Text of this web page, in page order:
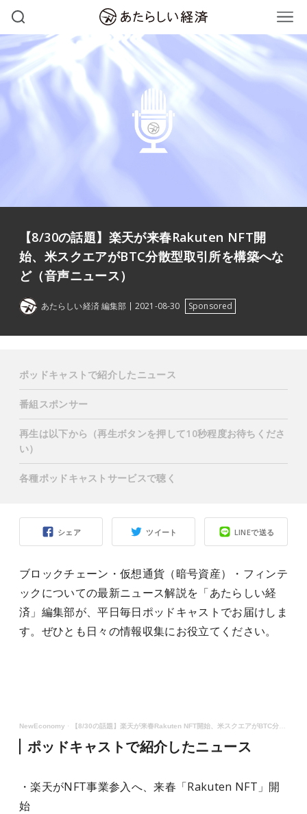
【8/30の話題】楽天が来春Rakuten NFT開
始、米スクエアがBTC分散型取引所を構築へな
ど（音声ニュース）
あたらしい経済 編集部 2021-08-30 Sponsored
シェア ツイート LINEで送る
ブロックチェーン・仮想通貨（暗号資産）・フィンテ
ックについての最新ニュース解説を「あたらしい経
済」編集部が、平日毎日ポッドキャストでお届けしま
す。ぜひとも日々の情報収集にお役立てください。
NewEconomy · 【8/30の話題】楽天が来春Rakuten NFT開始、米スクエアがBTC分散型取引所を構築へなど（音声ニュース）
ポッドキャストで紹介したニュース
・楽天がNFT事業参入へ、来春「Rakuten NFT」開
始
ポッドキャストで紹介したニュース
番組スポンサー
再生は以下から（再生ボタンを押して10秒程度お待ちくださ
い）
各種ポッドキャストサービスで聴く